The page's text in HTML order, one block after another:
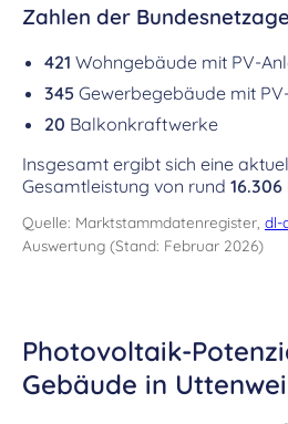
Zahlen der
421 Wohngebäude mit PV-
345 Gewerbegebäude mit
20 Balkonkraftwerke
Insgesamt ergibt sich eine
Gesamtleistung von rund 16.306
Quelle: Marktstammdatenregister, dl-
Auswertung (Stand: Februar 2026)
Photovoltaik-
Gebäude in